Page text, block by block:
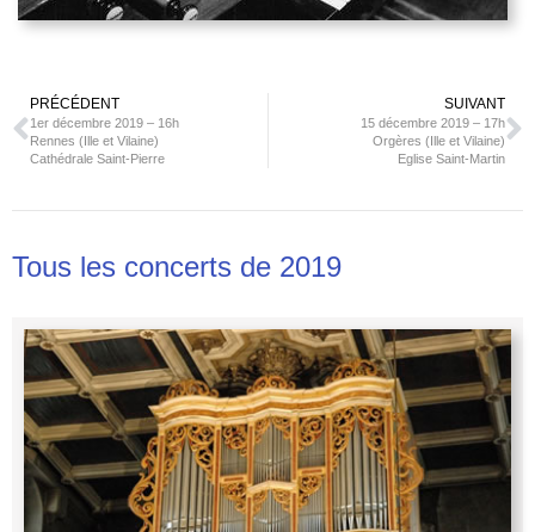
PRÉCÉDENT
1er décembre 2019 – 16h
Rennes (Ille et Vilaine)
Cathédrale Saint-Pierre
SUIVANT
15 décembre 2019 – 17h
Orgères (Ille et Vilaine)
Eglise Saint-Martin
Tous les concerts de 2019